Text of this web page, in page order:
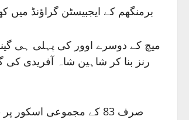
برمنگھم کے ایجبیسٹن گراؤنڈ میں
رنز بنا کر شاہین شاہ آفریدی کی